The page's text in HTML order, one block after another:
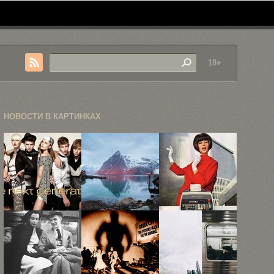
18+
НОВОСТИ В КАРТИНКАХ
Фэшн-
фотограф
Филипп
Желенска
Ландшафтные
пейзажи
Дмитрия
Питенина
Рекламные
плакаты 50-х
годов